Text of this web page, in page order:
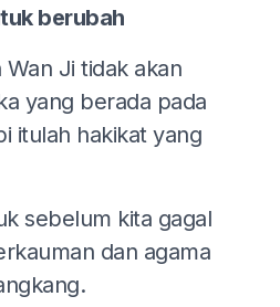
berubah
Ji tidak akan
yang berada pada
itulah hakikat yang
sebelum kita gagal
dan agama